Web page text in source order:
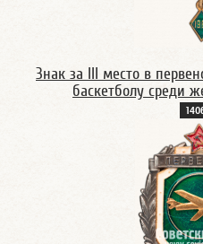
Знак за III место в
баскетболу среди